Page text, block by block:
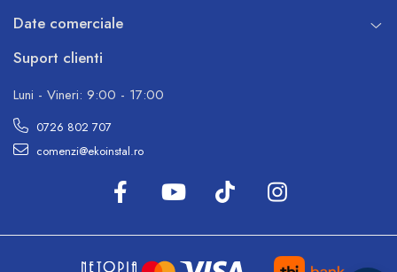
Date comerciale
Suport clienti
Luni - Vineri: 9:00 - 17:00
0726 802 707
comenzi@ekoinstal.ro